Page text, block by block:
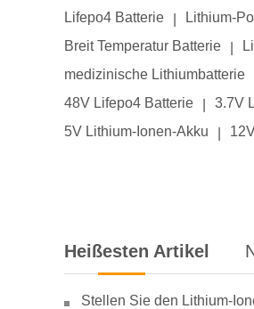
Lifepo4 Batterie
Lithium-
Breit Temperatur Batterie
medizinische Lithiumbatterie
48V Lifepo4 Batterie
3.7V
5V Lithium-Ionen-Akku
Heißesten Artikel
Stellen Sie den Lithium-